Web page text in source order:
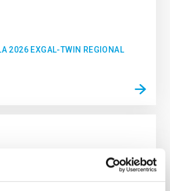
2026 EXGAL-TWIN REGIONAL